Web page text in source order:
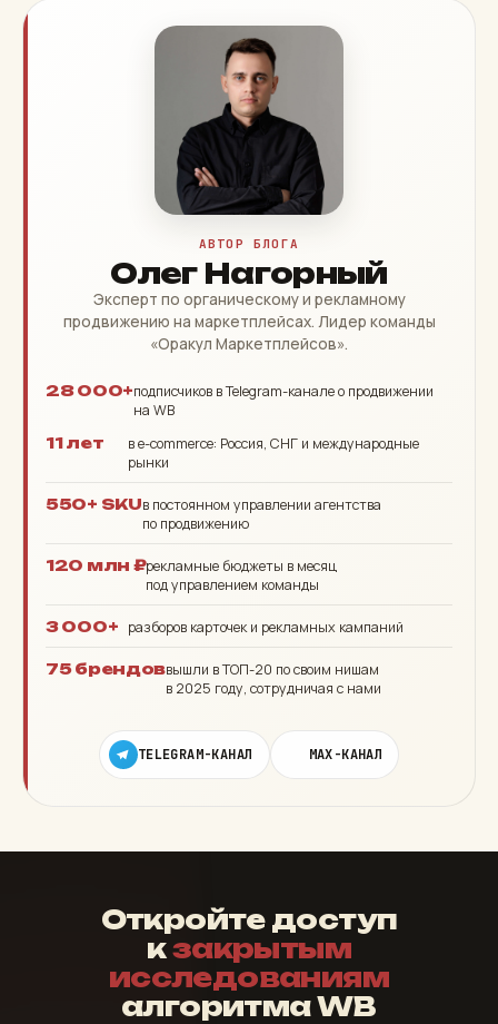
АВТОР БЛОГА
Олег Нагорный
Эксперт по органическому и рекламному
продвижению на маркетплейсах. Лидер команды
«Оракул Маркетплейсов».
28 000+подписчиков в Telegram-канале о продвижении
на WB
11 лет
в e-commerce: Россия, СНГ и международные
рынки
550+ SKUв постоянном управлении агентства
по продвижению
120 млн ₽рекламные бюджеты в месяц
под управлением команды
3 000+ разборов карточек и рекламных кампаний
75 брендоввышли в ТОП-20 по своим нишам
в 2025 году, сотрудничая с нами
TELEGRAM-КАНАЛ MAX-КАНАЛ
Откройте доступ
кзакрытым
исследованиям
алгоритма WB